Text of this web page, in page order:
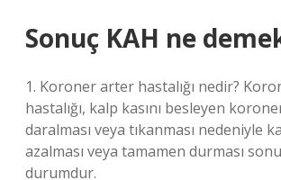
Sonuç KAH ne
1. Koroner arter hastalığı nedir?
hastalığı, kalp kasını besleyen
daralması veya tıkanması nedeniyle
azalması veya tamamen durması
durumdur.